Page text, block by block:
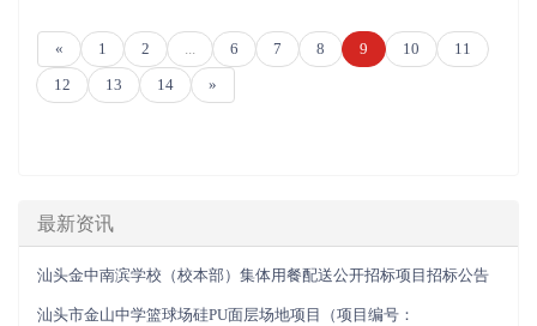
« 1 2 ... 6 7 8 9 10
11
12
13 14 »
最新资讯
汕头金中南滨学校（校本部）集体用餐配送公开招标项目招标公告
汕头市金山中学篮球场硅PU面层场地项目（项目编号：